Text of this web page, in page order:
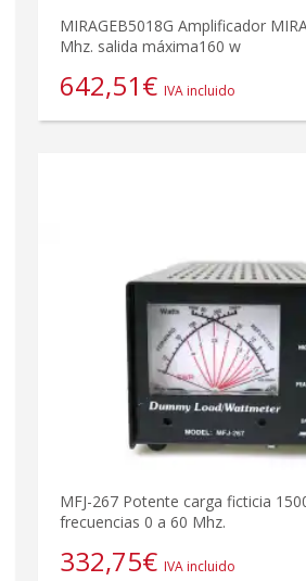
MIRAGEB5018G Amplificador
Mhz. salida máxima160 w
642,51€ IVA incluido
MFJ-267 Potente carga ficticia
frecuencias 0 a 60 Mhz.
332,75€ IVA incluido